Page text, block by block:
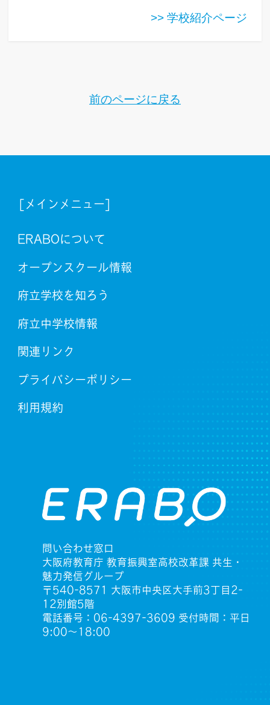
>> 学校紹介ページ
前のページに戻る
[メインメニュー]
ERABOについて
オープンスクール情報
府立学校を知ろう
府立中学校情報
関連リンク
プライバシーポリシー
利用規約
問い合わせ窓口
大阪府教育庁 教育振興室高校改革課 共生・
魅力発信グループ
〒540-8571 大阪市中央区大手前3丁目2-
12別館5階
電話番号：06-4397-3609 受付時間：平日
9:00〜18:00